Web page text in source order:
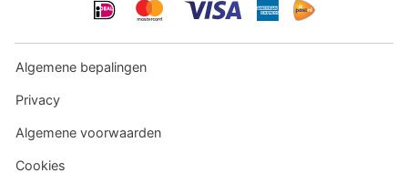
Algemene bepalingen
Privacy
Algemene voorwaarden
Cookies